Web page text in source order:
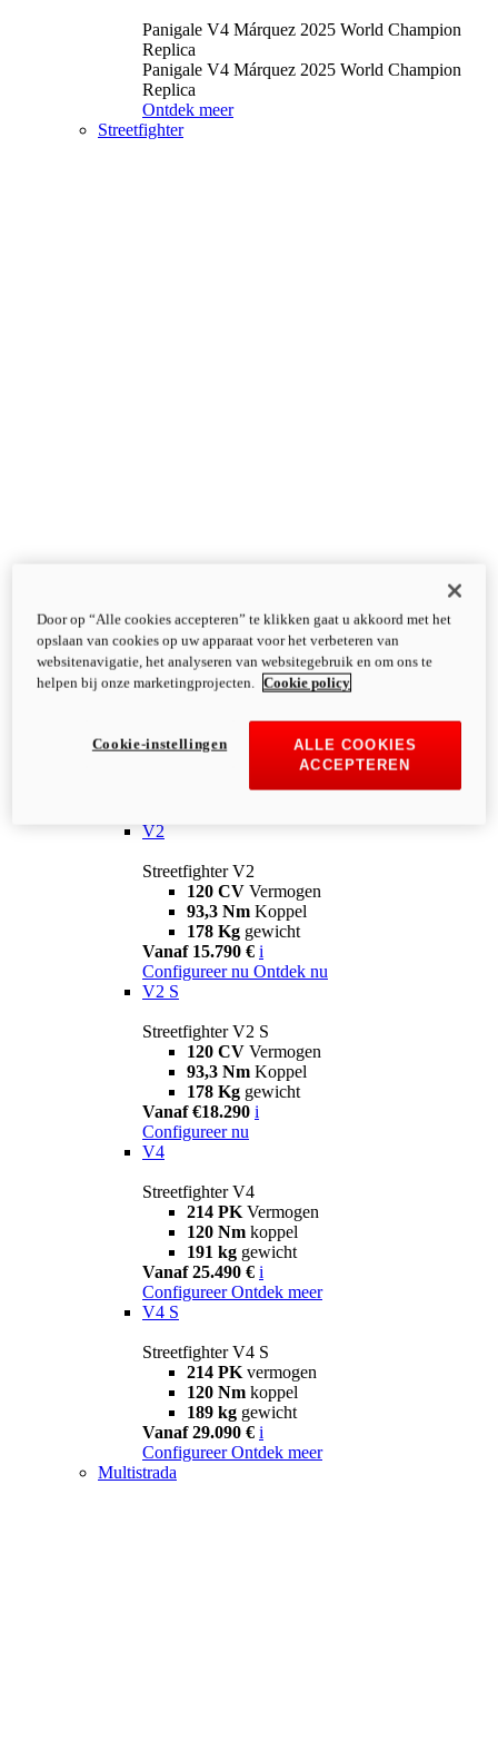
Panigale V4 Márquez 2025 World Champion
Replica
Panigale V4 Márquez 2025 World Champion
Replica
Ontdek meer
Streetfighter
V2
Streetfighter V2
120 CV Vermogen
93,3 Nm Koppel
178 Kg gewicht
Vanaf 15.790 € i
Configureer nu Ontdek nu
V2 S
Streetfighter V2 S
120 CV Vermogen
93,3 Nm Koppel
178 Kg gewicht
Vanaf €18.290 i
Configureer nu
V4
Streetfighter V4
214 PK Vermogen
120 Nm koppel
191 kg gewicht
Vanaf 25.490 € i
Configureer Ontdek meer
V4 S
Streetfighter V4 S
214 PK vermogen
120 Nm koppel
189 kg gewicht
Vanaf 29.090 € i
Configureer Ontdek meer
Multistrada
Door op “Alle cookies accepteren” te klikken gaat u akkoord met het
opslaan van cookies op uw apparaat voor het verbeteren van
websitenavigatie, het analyseren van websitegebruik en om ons te
helpen bij onze marketingprojecten.
Cookie policy
ALLE COOKIES
ACCEPTEREN
Cookie-instellingen